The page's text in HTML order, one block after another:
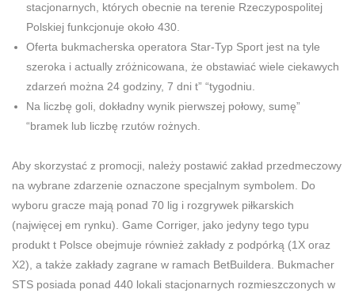
stacjonarnych, których obecnie na terenie Rzeczypospolitej
Polskiej funkcjonuje około 430.
Oferta bukmacherska operatora Star-Typ Sport jest na tyle
szeroka i actually zróżnicowana, że obstawiać wiele ciekawych
zdarzeń można 24 godziny, 7 dni t” “tygodniu.
Na liczbę goli, dokładny wynik pierwszej połowy, sumę”
“bramek lub liczbę rzutów rożnych.
Aby skorzystać z promocji, należy postawić zakład przedmeczowy
na wybrane zdarzenie oznaczone specjalnym symbolem. Do
wyboru gracze mają ponad 70 lig i rozgrywek piłkarskich
(najwięcej em rynku). Game Corriger, jako jedyny tego typu
produkt t Polsce obejmuje również zakłady z podpórką (1X oraz
X2), a także zakłady zagrane w ramach BetBuildera. Bukmacher
STS posiada ponad 440 lokali stacjonarnych rozmieszczonych w